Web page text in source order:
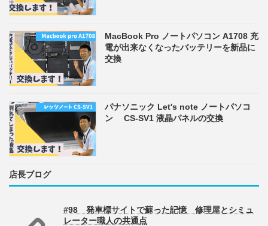
MacBook Pro ノートパソコン A1708 充
電が出来なくなったバッテリーを新品に
交換
パナソニック Let's note ノートパソコ
ン CS-SV1 液晶パネルの交換
店長ブログ
#98 発車標サイトで蘇った記憶 修理屋とシミュ
レーター職人の共通点